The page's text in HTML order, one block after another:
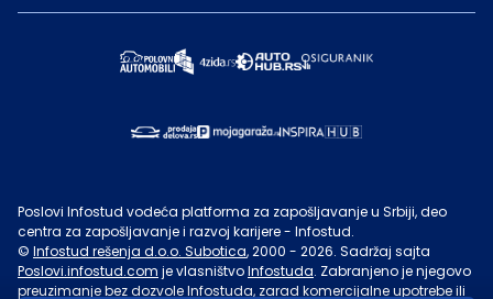
Poslovi Infostud vodeća platforma za zapošljavanje u Srbiji, deo
centra za zapošljavanje i razvoj karijere - Infostud.
© Infostud rešenja d.o.o. Subotica, 2000 - 2026. Sadržaj sajta
Poslovi.infostud.com je vlasništvoInfostuda. Zabranjeno je njegovo
preuzimanje bez dozvoleInfostuda, zarad komercijalne upotrebe ili